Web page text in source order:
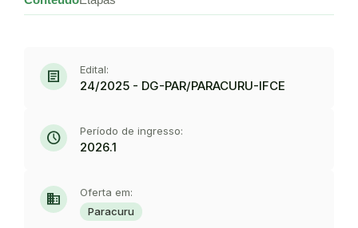
article Edital:
24/2025 - DG-PAR/PARACURU-IFCE
schedule Período de ingresso:
2026.1
domain
Oferta em:
Paracuru